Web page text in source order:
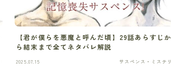
【君が僕らを悪魔と呼んだ頃】29話あらすじか
ら結末まで全てネタバレ解説
2025.07.15 サスペンス・ミステリ